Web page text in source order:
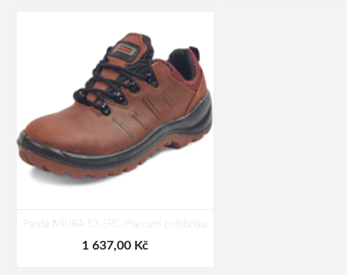
Panda MIURA S3 SRC Pracovní polobotka
1 637,00 Kč